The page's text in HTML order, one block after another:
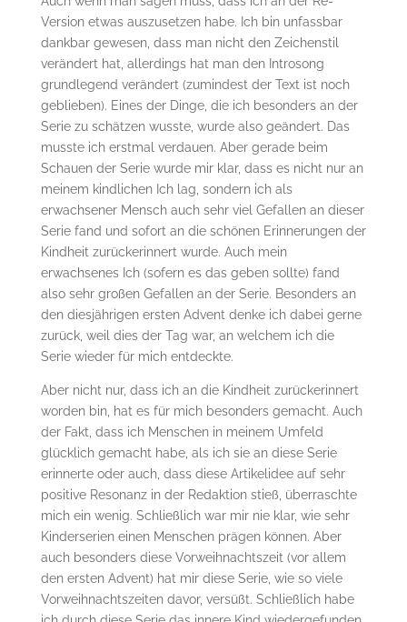
Version etwas auszusetzen habe. Ich bin unfassbar
dankbar gewesen, dass man nicht den Zeichenstil
verändert hat, allerdings hat man den Introsong
grundlegend verändert (zumindest der Text ist noch
geblieben). Eines der Dinge, die ich besonders an der
Serie zu schätzen wusste, wurde also geändert. Das
musste ich erstmal verdauen. Aber gerade beim
Schauen der Serie wurde mir klar, dass es nicht nur an
meinem kindlichen Ich lag, sondern ich als
erwachsener Mensch auch sehr viel Gefallen an dieser
Serie fand und sofort an die schönen Erinnerungen der
Kindheit zurückerinnert wurde. Auch mein
erwachsenes Ich (sofern es das geben sollte) fand
also sehr großen Gefallen an der Serie. Besonders an
den diesjährigen ersten Advent denke ich dabei gerne
zurück, weil dies der Tag war, an welchem ich die
Serie wieder für mich entdeckte.
Aber nicht nur, dass ich an die Kindheit zurückerinnert
worden bin, hat es für mich besonders gemacht. Auch
der Fakt, dass ich Menschen in meinem Umfeld
glücklich gemacht habe, als ich sie an diese Serie
erinnerte oder auch, dass diese Artikelidee auf sehr
positive Resonanz in der Redaktion stieß, überraschte
mich ein wenig. Schließlich war mir nie klar, wie sehr
Kinderserien einen Menschen prägen können. Aber
auch besonders diese Vorweihnachtszeit (vor allem
den ersten Advent) hat mir diese Serie, wie so viele
Vorweihnachtszeiten davor, versüßt. Schließlich habe